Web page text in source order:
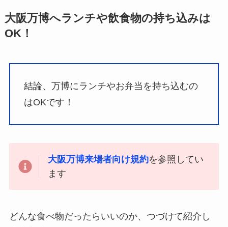
大阪万博へランチや飲食物の持ち込みは
OK！
結論、万博にランチやお弁当を持ち込むの
はOKです！
大阪万博来場者向け規約を参照してい
ます
どんな食べ物だったらいいのか、つづけて紹介し